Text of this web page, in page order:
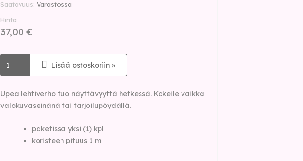
Saatavuus Varastossa
Hinta
37,00 €
Lisää ostoskoriin »
Upea lehtiverho tuo näyttävyyttä hetkessä. Kokeile vaikka
valokuvaseinänä tai tarjoilupöydällä.
paketissa yksi (1) kpl
koristeen pituus 1 m